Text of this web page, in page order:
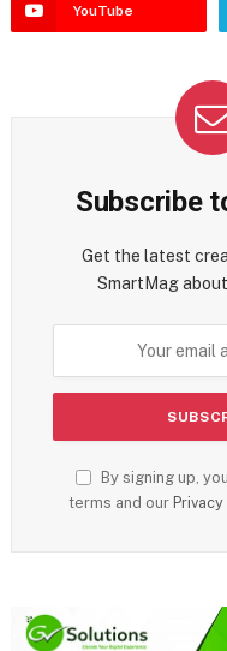
YouTube
Subscribe
Get the latest
SmartMag
By signing up,
terms and our